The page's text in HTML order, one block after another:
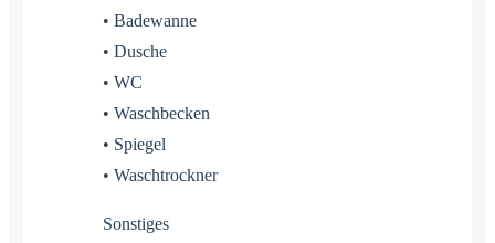
• Badewanne
• Dusche
• WC
• Waschbecken
• Spiegel
• Waschtrockner
Sonstiges